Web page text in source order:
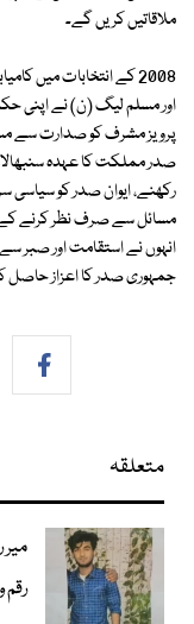
ملاقاتیں کریں گے۔
2008 کے انتخابات میں
اور مسلم لیگ (ن) نے اپنی
صدر مملکت کا عہدہ
رکھنے، ایوان صدر کو سیاسی
مسائل سے صرف نظر کرنے کے
انہوں نے استقامت اور
جمہوری صدر کا اعزاز حاصل
متعلقہ